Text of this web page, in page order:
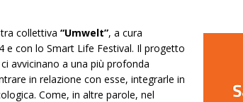
collettiva “Umwelt”, a cura
e con lo Smart Life Festival. Il progetto
avvicinano a una più profonda
in relazione con esse, integrarle in
Come, in altre parole, nel